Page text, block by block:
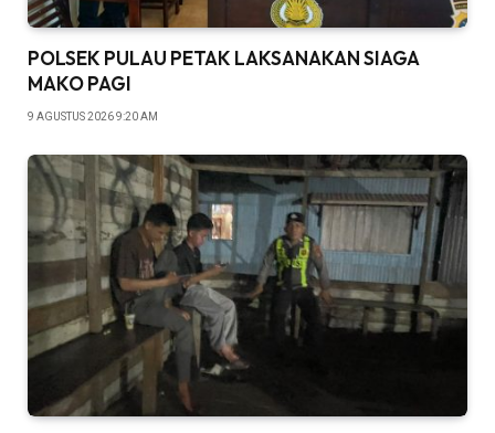
POLSEK PULAU PETAK LAKSANAKAN SIAGA
MAKO PAGI
9 AGUSTUS 2026 9:20 AM